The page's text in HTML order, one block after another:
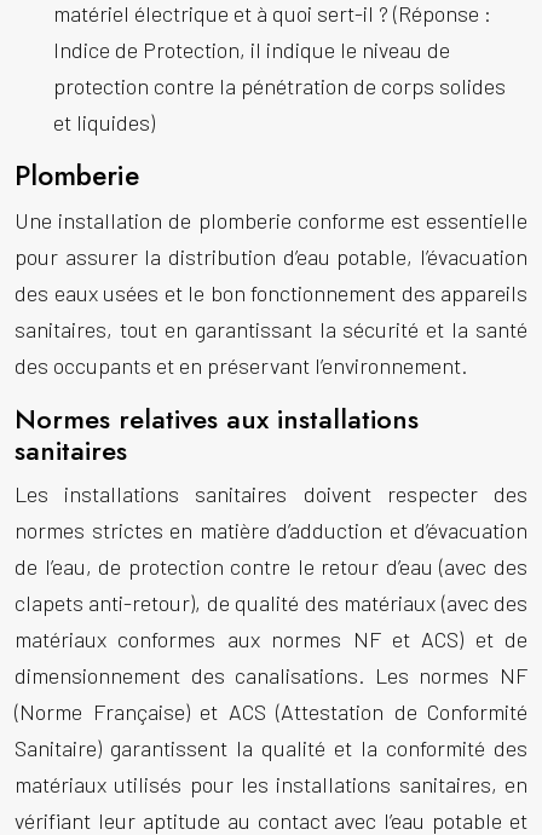
matériel électrique et à quoi sert-il ? (Réponse :
Indice de Protection, il indique le niveau de
protection contre la pénétration de corps solides
et liquides)
Plomberie
Une installation de plomberie conforme est essentielle
pour assurer la distribution d’eau potable, l’évacuation
des eaux usées et le bon fonctionnement des appareils
sanitaires, tout en garantissant la sécurité et la santé
des occupants et en préservant l’environnement.
Normes relatives aux installations
sanitaires
Les installations sanitaires doivent respecter des
normes strictes en matière d’adduction et d’évacuation
de l’eau, de protection contre le retour d’eau (avec des
clapets anti-retour), de qualité des matériaux (avec des
matériaux conformes aux normes NF et ACS) et de
dimensionnement des canalisations. Les normes NF
(Norme Française) et ACS (Attestation de Conformité
Sanitaire) garantissent la qualité et la conformité des
matériaux utilisés pour les installations sanitaires, en
vérifiant leur aptitude au contact avec l’eau potable et